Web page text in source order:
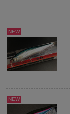
NEW
NEW